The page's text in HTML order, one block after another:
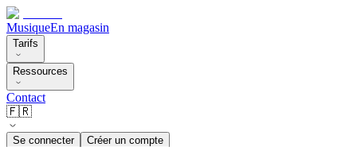
MusiqueEn magasin
Tarifs
Ressources
Contact
🇫🇷
Se connecter Créer un compte